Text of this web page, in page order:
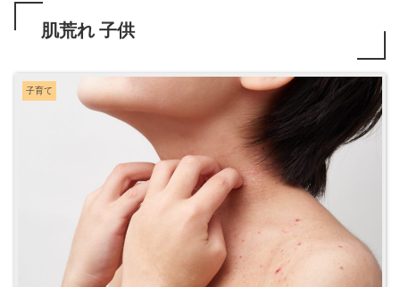
肌荒れ 子供
子育て